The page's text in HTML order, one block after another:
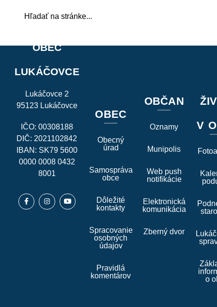
OBEC
LUKÁČOVCE
Lukáčovce 2
95123 Lukáčovce
IČO: 00308188
DIČ: 2021102842
IBAN: SK79 5600
0000 0008 0432
8001
OBEC
Obecný
úrad
Samospráva
obce
Dôležité
kontakty
Spracovanie
osobných
údajov
Pravidlá
komentárov
OBČAN
Oznamy
Munipolis
Web push
notifikácie
Elektronická
komunikácia
Zberný dvor
V
o